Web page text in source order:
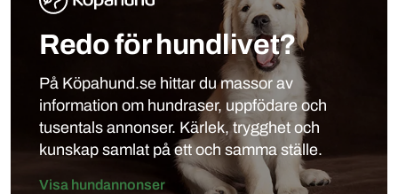
Redo för hundlivet?
På Köpahund.se hittar du massor av
information om hundraser, uppfödare och
tusentals annonser. Kärlek, trygghet och
kunskap samlat på ett och samma ställe.
Visa hundannonser